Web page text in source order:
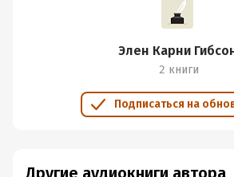
Элен Карни
2 книги
Подписаться на
Другие аудиокниги автора